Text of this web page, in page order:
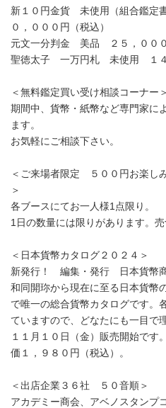
新１０円金貨 未使用（組合鑑定
０，０００円（税込）
元文一分判金 美品 ２５，０００
聖徳太子 一万円札 未使用 １４
＜無料鑑定買い受け相談コーナー＞
期間中、貨幣・紙幣など専門家に
ます。
お気軽にご相談下さい。
＜ご来場者限定 ５００円お楽し
＞
各ブースにてお一人様1点限り。
1日の数量には限りがあります。
＜日本貨幣カタログ２０２４＞
新発行！ 編集・発行 日本貨幣
和同開珎から現在に至る日本貨幣
で唯一の総合貨幣カタログです。
ていますので、どなたにも一目で
１１月１０日（金）販売開始です
価１，９８０円（税込）。
＜出店企業３６社 ５０音順＞
アカデミー商会、アベノスタンプ